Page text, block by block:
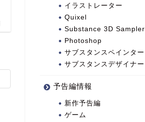
イラストレーター
Quixel
Substance 3D Sampler
Photoshop
サブスタンスペインター
サブスタンスデザイナー
予告編情報
新作予告編
ゲーム